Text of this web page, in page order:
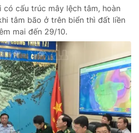
lai
có cấu trúc mây lệch tâm, hoàn
tâm bão ở trên biển thì đất liền
mai đến 29/10.